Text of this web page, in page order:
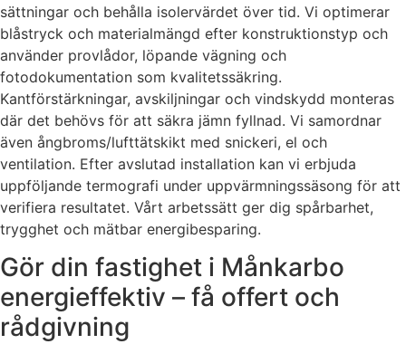
sättningar och behålla isolervärdet över tid. Vi optimerar
blåstryck och materialmängd efter konstruktionstyp och
använder provlådor, löpande vägning och
fotodokumentation som kvalitetssäkring.
Kantförstärkningar, avskiljningar och vindskydd monteras
där det behövs för att säkra jämn fyllnad. Vi samordnar
även ångbroms/lufttätskikt med snickeri, el och
ventilation. Efter avslutad installation kan vi erbjuda
uppföljande termografi under uppvärmningssäsong för att
verifiera resultatet. Vårt arbetssätt ger dig spårbarhet,
trygghet och mätbar energibesparing.
Gör din fastighet i Månkarbo
energieffektiv – få offert och
rådgivning